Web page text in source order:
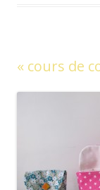
« cours de